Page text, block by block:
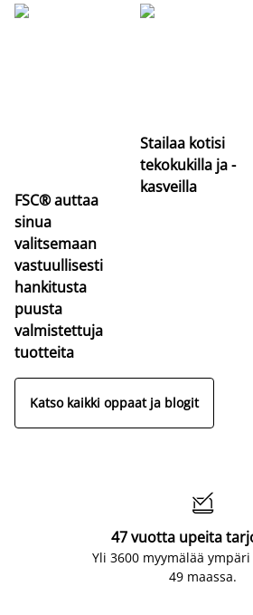
FSC® auttaa
sinua
valitsemaan
vastuullisesti
hankitusta
puusta
valmistettuja
tuotteita
Stailaa kotisi
tekokukilla ja -
kasveilla
Katso kaikki oppaat ja blogit

47 vuotta upeita
Yli 3600 myymälää
49 maassa.